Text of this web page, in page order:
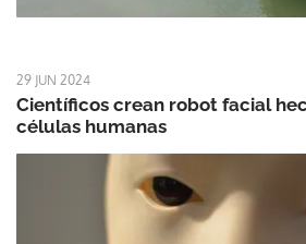
29 JUN 2024
Científicos crean robot facial
células humanas